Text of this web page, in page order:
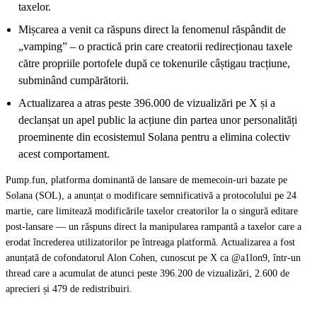
taxelor.
Mișcarea a venit ca răspuns direct la fenomenul răspândit de
„vamping” – o practică prin care creatorii redirecționau taxele
către propriile portofele după ce tokenurile câștigau tracțiune,
subminând cumpărătorii.
Actualizarea a atras peste 396.000 de vizualizări pe X și a
declanșat un apel public la acțiune din partea unor personalități
proeminente din ecosistemul Solana pentru a elimina colectiv
acest comportament.
Pump.fun, platforma dominantă de lansare de memecoin-uri bazate pe
Solana (SOL), a anunțat o modificare semnificativă a protocolului pe 24
martie, care limitează modificările taxelor creatorilor la o singură editare
post-lansare — un răspuns direct la manipularea rampantă a taxelor care a
erodat încrederea utilizatorilor pe întreaga platformă. Actualizarea a fost
anunțată de cofondatorul Alon Cohen, cunoscut pe X ca @a1lon9, într-un
thread care a acumulat de atunci peste 396.200 de vizualizări, 2.600 de
aprecieri și 479 de redistribuiri.